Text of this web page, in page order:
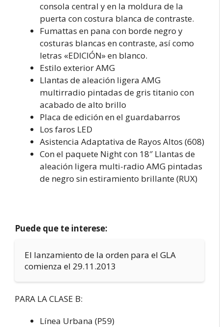
consola central y en la moldura de la
puerta con costura blanca de contraste.
Fumattas en pana con borde negro y
costuras blancas en contraste, así como
letras «EDICIÓN» en blanco.
Estilo exterior AMG
Llantas de aleación ligera AMG
multirradio pintadas de gris titanio con
acabado de alto brillo
Placa de edición en el guardabarros
Los faros LED
Asistencia Adaptativa de Rayos Altos (608)
Con el paquete Night con 18″ Llantas de
aleación ligera multi-radio AMG pintadas
de negro sin estiramiento brillante (RUX)
Puede que te interese:
El lanzamiento de la orden para el GLA
comienza el 29.11.2013
PARA LA CLASE B:
Línea Urbana (P59)